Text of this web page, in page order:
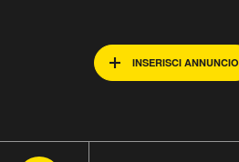
INSERISCI ANNUNCIO